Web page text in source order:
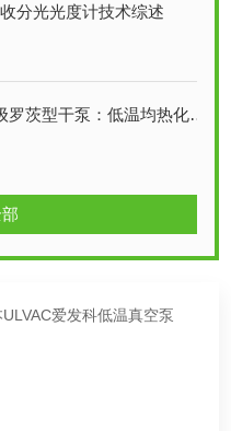
分光光度计技术综述
：低温均热化设计下的排气与节能